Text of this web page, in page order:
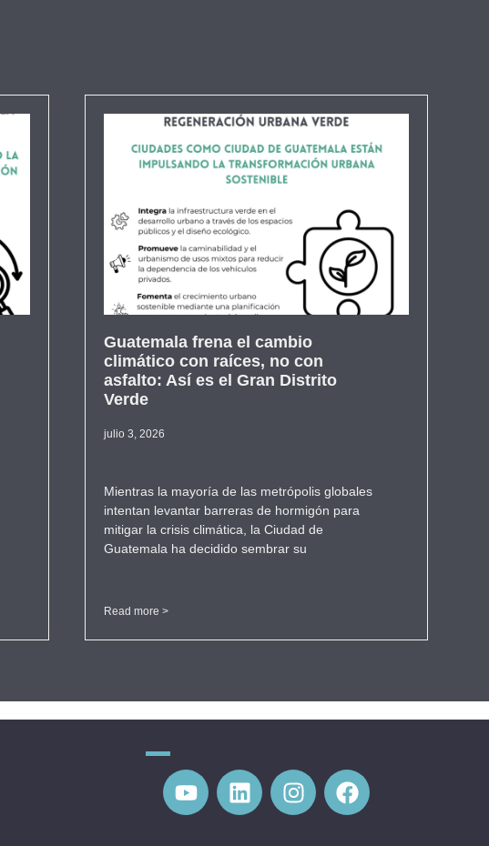
Guatemala frena el cambio
climático con raíces, no con
asfalto: Así es el Gran Distrito
Verde
julio 3, 2026
Mientras la mayoría de las metrópolis globales
intentan levantar barreras de hormigón para
mitigar la crisis climática, la Ciudad de
Guatemala ha decidido sembrar su
Read more >